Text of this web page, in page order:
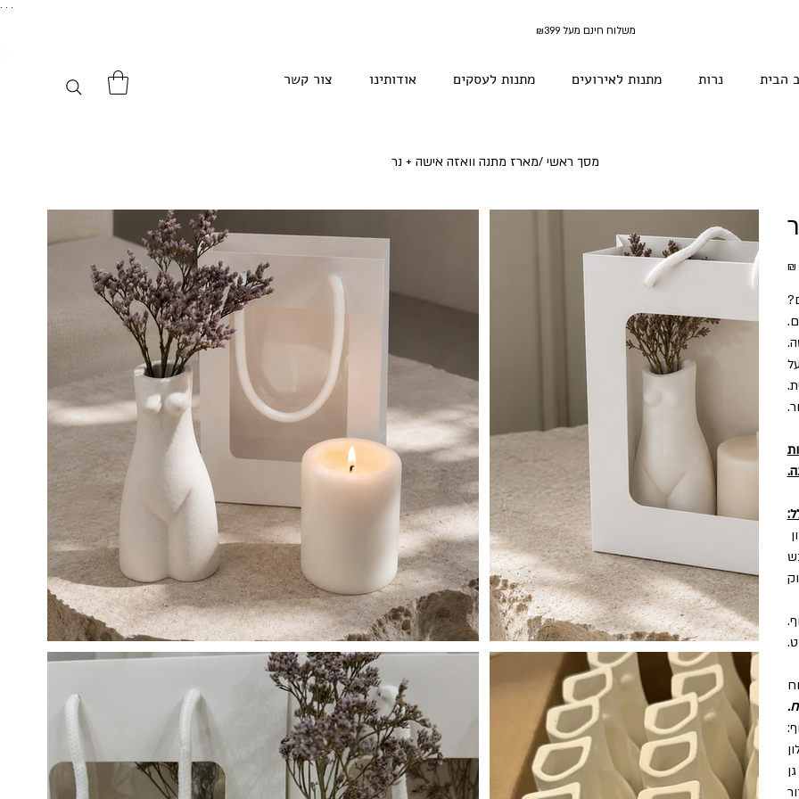
הבית נרות מתנות לאירועים מתנות לעסקים אודותינו צור קשר
מסך ראשי /מארז מתנה וואזה אישה + נר